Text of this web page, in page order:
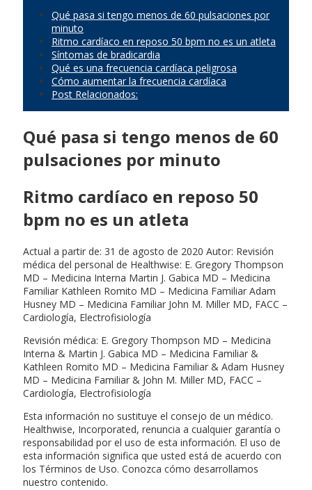
Qué pasa si tengo menos de 60 pulsaciones por
minuto
Ritmo cardíaco en reposo 50 bpm no es un atleta
Síntomas de bradicardia
Qué es una frecuencia cardíaca peligrosa
Cómo aumentar la frecuencia cardíaca
Post Relacionados:
Qué pasa si tengo menos de 60
pulsaciones por minuto
Ritmo cardíaco en reposo 50
bpm no es un atleta
Actual a partir de: 31 de agosto de 2020 Autor: Revisión
médica del personal de Healthwise: E. Gregory Thompson
MD – Medicina Interna Martin J. Gabica MD – Medicina
Familiar Kathleen Romito MD – Medicina Familiar Adam
Husney MD – Medicina Familiar John M. Miller MD, FACC –
Cardiología, Electrofisiología
Revisión médica: E. Gregory Thompson MD – Medicina
Interna & Martin J. Gabica MD – Medicina Familiar &
Kathleen Romito MD – Medicina Familiar & Adam Husney
MD – Medicina Familiar & John M. Miller MD, FACC –
Cardiología, Electrofisiología
Esta información no sustituye el consejo de un médico.
Healthwise, Incorporated, renuncia a cualquier garantía o
responsabilidad por el uso de esta información. El uso de
esta información significa que usted está de acuerdo con
los Términos de Uso. Conozca cómo desarrollamos
nuestro contenido.